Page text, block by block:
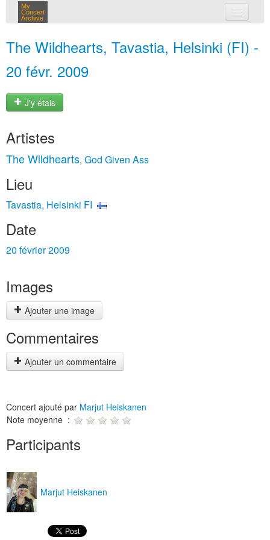
My
Concert
Archive
The Wildhearts, Tavastia, Helsinki (FI) -
20 févr. 2009
J'y étais
Artistes
The Wildhearts, God Given Ass
Lieu
Tavastia, Helsinki FI
Date
20 février 2009
Images
Ajouter une image
Commentaires
Ajouter un commentaire
Concert ajouté par Marjut Heiskanen
Note moyenne :
Participants
Marjut Heiskanen